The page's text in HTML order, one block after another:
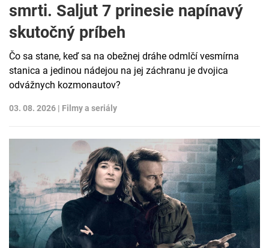
smrti. Saljut 7 prinesie napínavý
skutočný príbeh
Čo sa stane, keď sa na obežnej dráhe odmlčí vesmírna
stanica a jedinou nádejou na jej záchranu je dvojica
odvážnych kozmonautov?
03. 08. 2026 | Filmy a seriály